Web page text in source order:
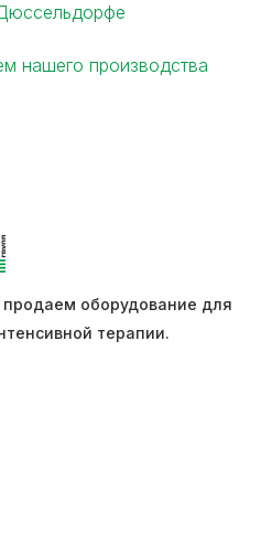
нашего производства
оборудование для
терапии.